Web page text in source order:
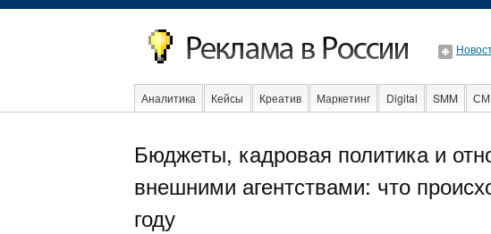
Аналитика Кейсы Креатив Маркетинг Digital SMM
Event
Интервью Интернет
Бюджеты, кадровая политика и
внешними агентствами: что
году